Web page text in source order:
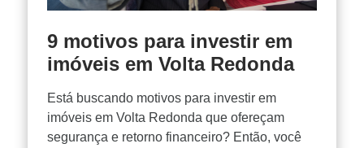
9 motivos para investir em
imóveis em Volta Redonda
Está buscando motivos para investir em
imóveis em Volta Redonda que ofereçam
segurança e retorno financeiro? Então, você